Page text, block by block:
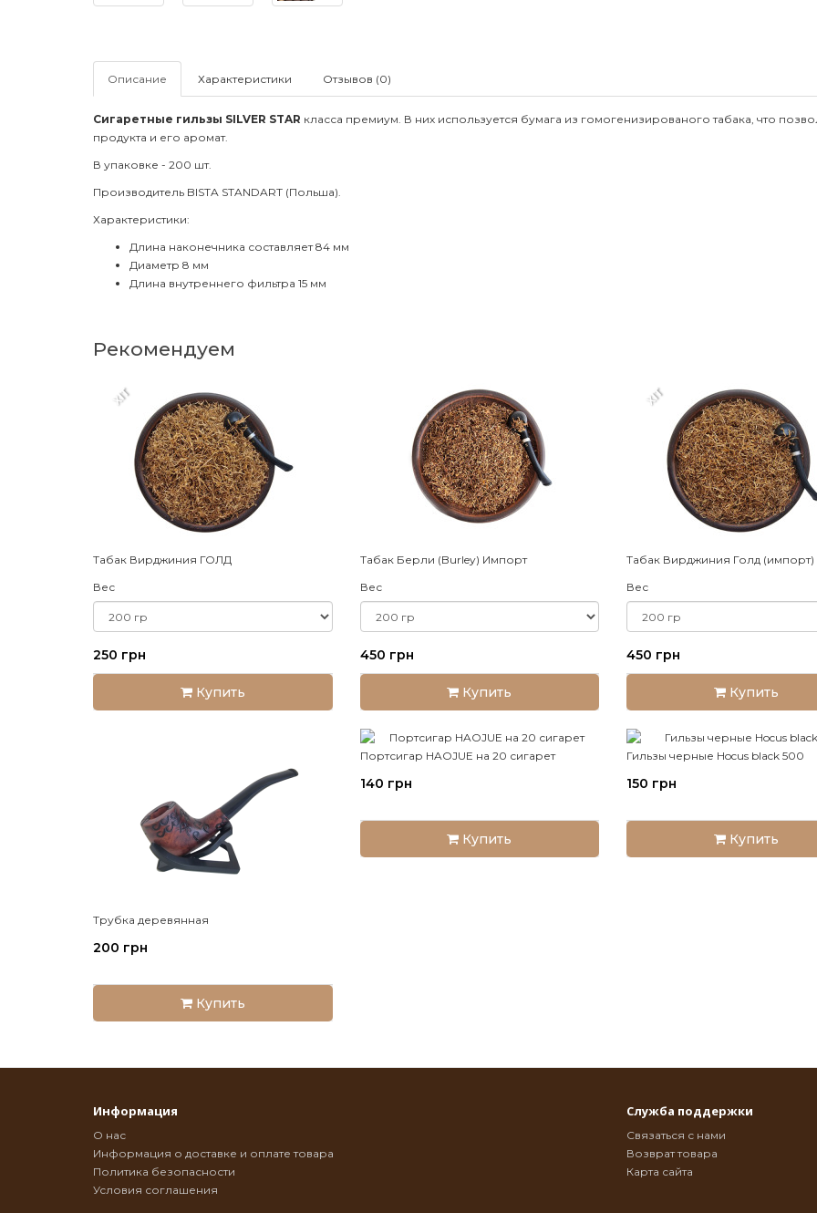
Описание Характеристики Отзывов (0)
Сигаретные гильзы SILVER STAR класса премиум. В них используется бумага из гомогенизированого табака, что
продукта и его аромат.
В упаковке - 200 шт.
Производитель BISTA STANDART (Польша).
Характеристики:
Длина наконечника составляет 84 мм
Диаметр 8 мм
Длина внутреннего фильтра 15 мм
Рекомендуем
Табак Вирджиния ГОЛД
XIT
Вес
250 грн
Купить
Табак Берли (Burley) Импорт
Вес
450 грн
Купить
Табак Вирджиния Голд (импорт)
XIT
Вес
450 грн
Купить
Трубка деревянная
200 грн
Купить
Портсигар HAOJUE на 20 сигарет
140 грн
Купить
Гильзы черные Hocus black 500
150 грн
Купить
Информация
О нас
Информация о доставке и оплате товара
Политика безопасности
Условия соглашения
Служба поддержки
Связаться с нами
Возврат товара
Карта сайта